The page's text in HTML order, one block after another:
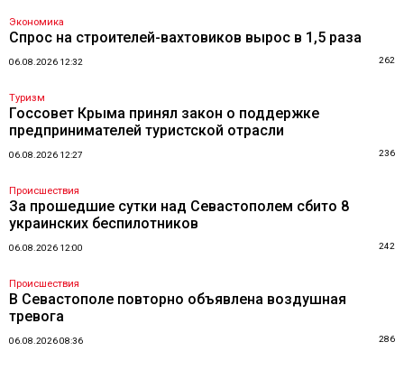
Экономика
Спрос на строителей-вахтовиков вырос в 1,5 раза
06.08.2026 12:32 262
Туризм
Госсовет Крыма принял закон о поддержке
предпринимателей туристской отрасли
06.08.2026 12:27 236
Происшествия
За прошедшие сутки над Севастополем сбито 8
украинских беспилотников
06.08.2026 12:00 242
Происшествия
В Севастополе повторно объявлена воздушная
тревога
06.08.2026 08:36 286